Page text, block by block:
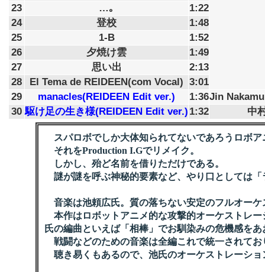
23
…｡
1:22
24
登校
1:48
25
1-B
1:52
26
夕焼け雲
1:49
27
思い出
2:13
28
El Tema de REIDEEN(com Vocal) 3:01
29
manacles(REIDEEN Edit ver.) 1:36Jin
30 駆け足の生き様(REIDEEN Edit ver.) 1:32 中
スパロボでしか大体知られてないであろうロボア
それをProduction I.Gでリメイク。
しかし、殆ど名前を借りただけである。
謎が謎を呼ぶ神秘的要素など、やり口としては
音楽は池頼広氏。質の落ちない安定のフルオーケ
本作はロボットアニメ的な攻撃的オーケストレ
氏の編曲といえば「相棒」でお馴染みの危機感を
戦闘などのための音楽は全編これで統一されて
聴き易くもあるので、池氏のオーケストレーショ